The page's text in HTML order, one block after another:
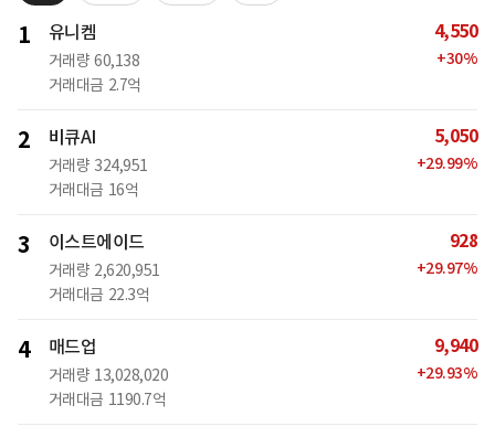
1 유니켐
거래량 60,138
거래대금 2.7억
4,550
+30%
2 비큐AI
거래량 324,951
거래대금 16억
5,050
+29.99%
3 이스트에이드
거래량 2,620,951
거래대금 22.3억
928
+29.97%
4 매드업
거래량 13,028,020
거래대금 1190.7억
9,940
+29.93%